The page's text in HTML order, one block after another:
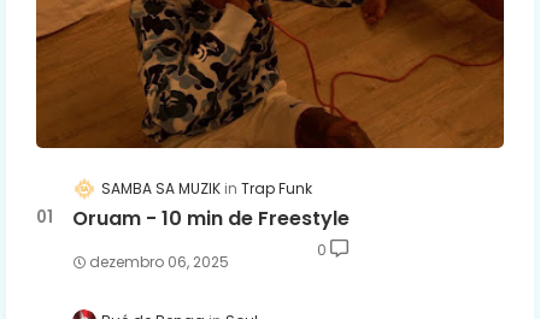
SAMBA SA MUZIK Trap Funk
Oruam - 10 min de Freestyle
dezembro 06, 2025
0